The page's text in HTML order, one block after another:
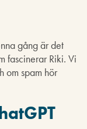
gång är det
fascinerar Riki. Vi
om spam hör